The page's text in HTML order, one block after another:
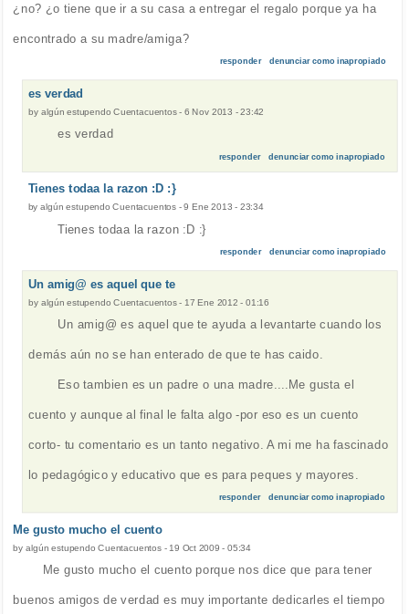
¿no? ¿o tiene que ir a su casa a entregar el regalo porque ya ha
encontrado a su madre/amiga?
responder denunciar como inapropiado
es verdad
by algún estupendo Cuentacuentos-6 Nov 2013 - 23:42
es verdad
responder denunciar como inapropiado
Tienes todaa la razon :D :}
byalgún estupendo Cuentacuentos -9 Ene 2013 - 23:34
Tienes todaa la razon :D :}
responder denunciar como inapropiado
Un amig@ es aquel que te
by algún estupendo Cuentacuentos- 17 Ene 2012 - 01:16
Un amig@ es aquel que te ayuda a levantarte cuando los
demás aún no se han enterado de que te has caido.
Eso tambien es un padre o una madre....Me gusta el
cuento y aunque al final le falta algo -por eso es un cuento
corto- tu comentario es un tanto negativo. A mi me ha fascinado
lo pedagógico y educativo que es para peques y mayores.
responder denunciar como inapropiado
Me gusto mucho el cuento
by algún estupendo Cuentacuentos- 19 Oct 2009 - 05:34
Me gusto mucho el cuento porque nos dice que para tener
buenos amigos de verdad es muy importante dedicarles el tiempo